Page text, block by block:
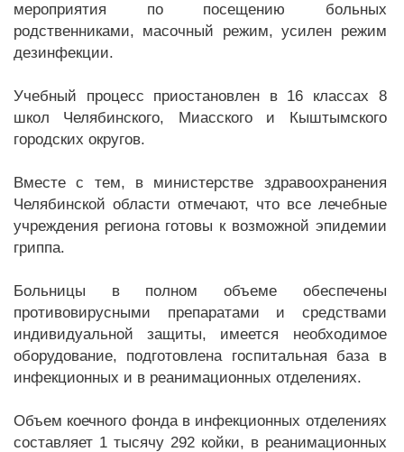
мероприятия по посещению больных
родственниками, масочный режим, усилен режим
дезинфекции.
Учебный процесс приостановлен в 16 классах 8
школ Челябинского, Миасского и Кыштымского
городских округов.
Вместе с тем, в министерстве здравоохранения
Челябинской области отмечают, что все лечебные
учреждения региона готовы к возможной эпидемии
гриппа.
Больницы в полном объеме обеспечены
противовирусными препаратами и средствами
индивидуальной защиты, имеется необходимое
оборудование, подготовлена госпитальная база в
инфекционных и в реанимационных отделениях.
Объем коечного фонда в инфекционных отделениях
составляет 1 тысячу 292 койки, в реанимационных